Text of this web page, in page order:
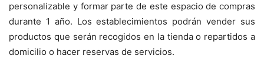
personalizable y formar parte de este espacio de compras
durante 1 año. Los establecimientos podrán vender sus
productos que serán recogidos en la tienda o repartidos a
domicilio o hacer reservas de servicios.